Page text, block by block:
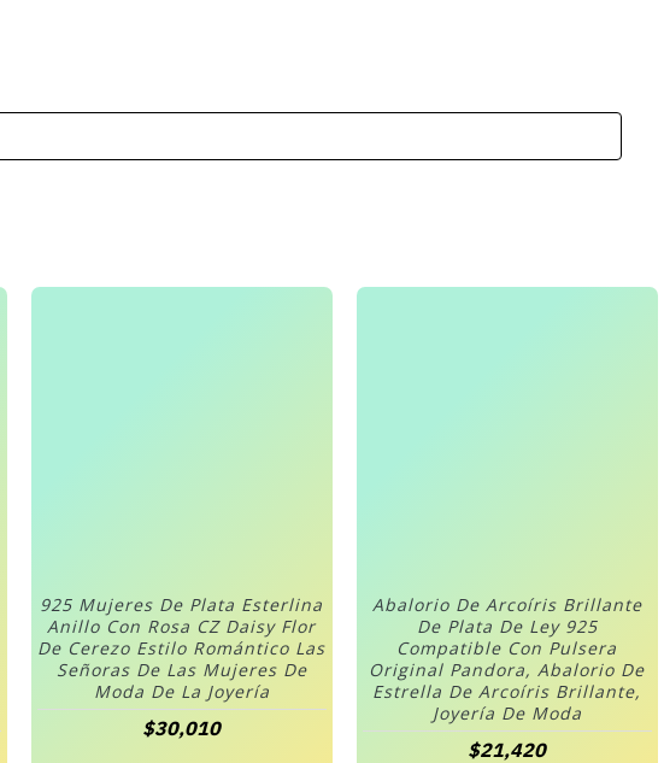
925 Mujeres De Plata Esterlina
Anillo Con Rosa CZ Daisy Flor
De Cerezo Estilo Romántico Las
Señoras De Las Mujeres De
Moda De La Joyería
$30,010
Abalorio De Arcoíris Brillante
De Plata De Ley 925
Compatible Con Pulsera
Original Pandora, Abalorio De
Estrella De Arcoíris Brillante,
Joyería De Moda
$21,420